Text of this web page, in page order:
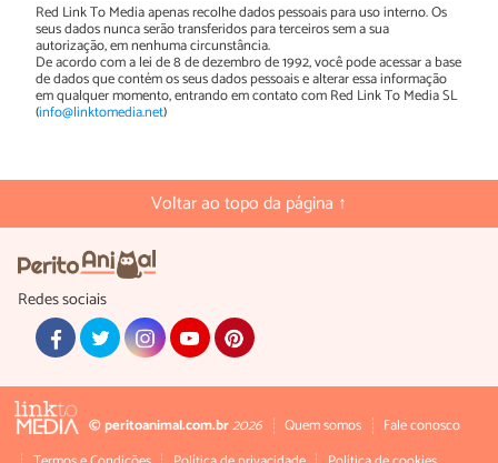
Red Link To Media apenas recolhe dados pessoais para uso interno. Os
seus dados nunca serão transferidos para terceiros sem a sua
autorização, em nenhuma circunstância.
De acordo com a lei de 8 de dezembro de 1992, você pode acessar a base
de dados que contém os seus dados pessoais e alterar essa informação
em qualquer momento, entrando em contato com Red Link To Media SL
(info@linktomedia.net)
Voltar ao topo da página ↑
Redes sociais
© peritoanimal.com.br2026 Quem somos
Fale conosco